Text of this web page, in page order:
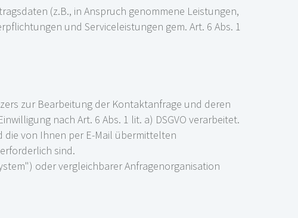
(z.B., in Anspruch genommene Leistungen,
und Serviceleistungen gem. Art. 6 Abs. 1
zur Bearbeitung der Kontaktanfrage und deren
nach Art. 6 Abs. 1 lit. a) DSGVO verarbeitet.
von Ihnen per E-Mail übermittelten
sind.
oder vergleichbarer Anfragenorganisation